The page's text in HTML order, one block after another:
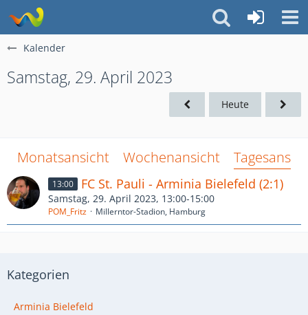
Kalender
Samstag, 29. April 2023
Heute
Monatsansicht Wochenansicht
13:00 FC St. Pauli - Arminia Bielefeld (2:1)
Samstag, 29. April 2023, 13:00-15:00
POM_Fritz Millerntor-Stadion, Hamburg
Kategorien
Arminia Bielefeld